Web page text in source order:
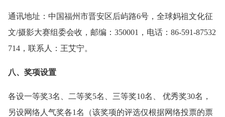
通讯地址：中国福州市晋安区后屿路6号，全球妈祖文化征
文/摄影大赛组委会收，邮编：350001，电话：86-591-87532
714，联系人：王艾宁。
八、奖项设置
各设一等奖3名、二等奖5名、三等奖10名、 优秀奖30名，
另设网络人气奖各1名（该奖项的评选仅根据网络投票的票